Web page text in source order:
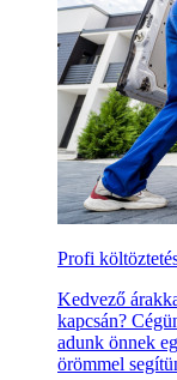
Profi
Kedvező
kapcsán?
adunk önnek
örömmel